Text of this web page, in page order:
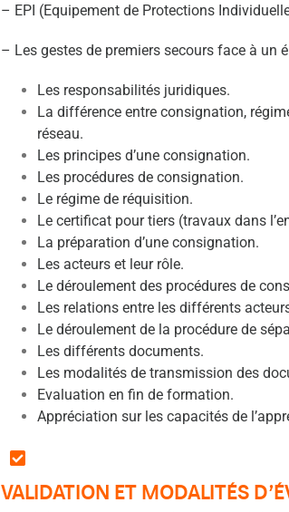
– EPI (Equipement de Protections
– Les gestes de premiers secours face à un
Les responsabilités juridiques.
La différence entre consignation,
réseau.
Les principes d’une consignation.
Les procédures de consignation.
Le régime de réquisition.
Le certificat pour tiers (travaux dans
La préparation d’une consignation.
Les acteurs et leur rôle.
Le déroulement des procédures de
Les relations entre les différents
Le déroulement de la procédure de
Les différents documents.
Les modalités de transmission des
Evaluation en fin de formation.
Appréciation sur les capacités de
VALIDATION ET MODALITÉS